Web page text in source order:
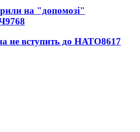
на "допомозі"
9768
не вступить до НАТО8617